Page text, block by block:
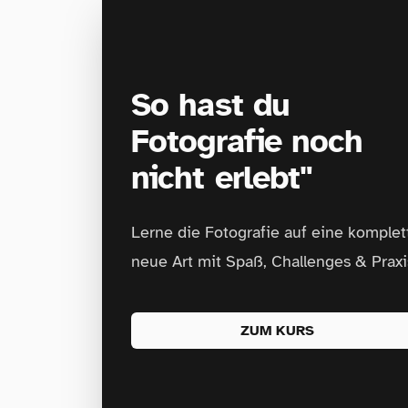
So hast du
Fotografie noch
nicht erlebt"
Lerne die Fotografie auf eine
neue Art mit Spaß, Challenges &
ZUM KURS